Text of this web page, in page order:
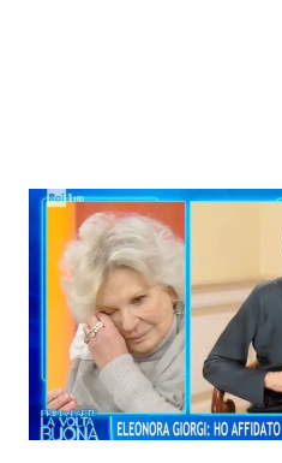
News Spettacolo
Benessere
Casa
Moda e Style